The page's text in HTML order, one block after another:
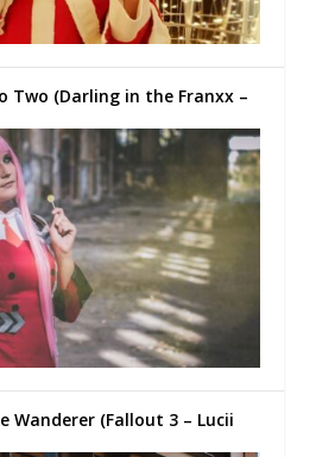
Two (Darling in the Franxx –
Wanderer (Fallout 3 – Lucii